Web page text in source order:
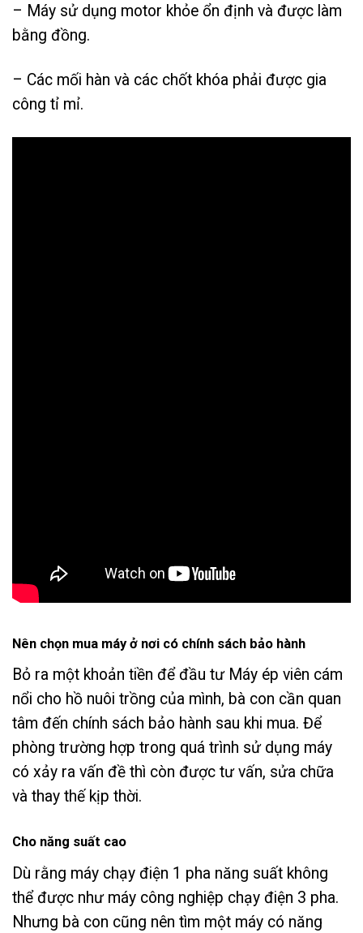
– Máy sử dụng motor khỏe ổn định và được làm
bằng đồng.
– Các mối hàn và các chốt khóa phải được gia
công tỉ mỉ.
Nên chọn mua máy ở nơi có chính sách bảo hành
Bỏ ra một khoản tiền để đầu tư Máy ép viên cám
nổi cho hồ nuôi trồng của mình, bà con cần quan
tâm đến chính sách bảo hành sau khi mua. Để
phòng trường hợp trong quá trình sử dụng máy
có xảy ra vấn đề thì còn được tư vấn, sửa chữa
và thay thế kịp thời.
Cho năng suất cao
Dù rằng máy chạy điện 1 pha năng suất không
thể được như máy công nghiệp chạy điện 3 pha.
Nhưng bà con cũng nên tìm một máy có năng